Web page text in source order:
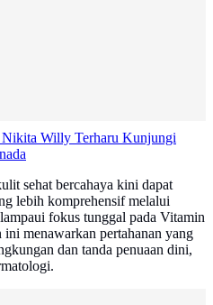
Willy Terharu Kunjungi
sehat bercahaya kini dapat
lebih komprehensif melalui
fokus tunggal pada Vitamin
menawarkan pertahanan yang
dan tanda penuaan dini,